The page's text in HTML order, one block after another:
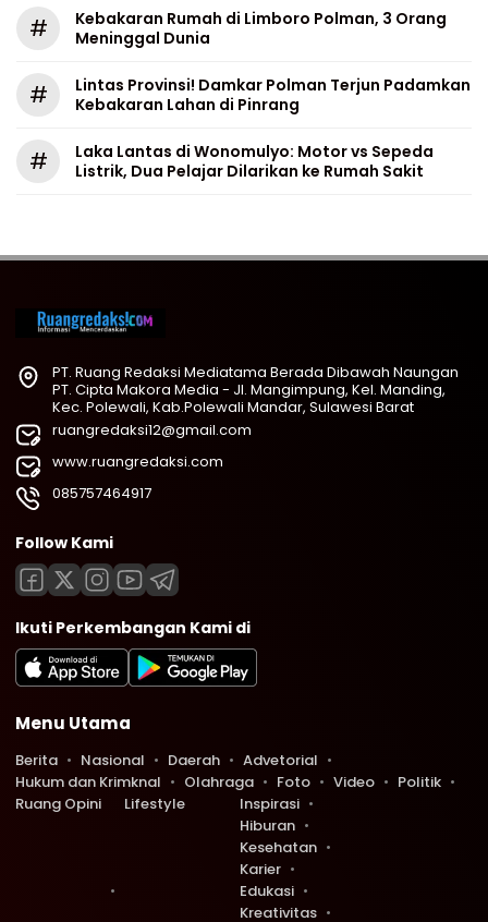
#
Kebakaran Rumah di Limboro Polman, 3 Orang
Meninggal Dunia
#
Lintas Provinsi! Damkar Polman Terjun Padamkan
Kebakaran Lahan di Pinrang
#
Laka Lantas di Wonomulyo: Motor vs Sepeda
Listrik, Dua Pelajar Dilarikan ke Rumah Sakit
PT. Ruang Redaksi Mediatama Berada Dibawah Naungan
PT. Cipta Makora Media - Jl. Mangimpung, Kel. Manding,
Kec. Polewali, Kab.Polewali Mandar, Sulawesi Barat
ruangredaksi12@gmail.com
www.ruangredaksi.com
085757464917
Follow Kami
Ikuti Perkembangan Kami di
Menu Utama
Berita Nasional Daerah
Advetorial
Hukum dan Krimknal
Olahraga Foto Video
Politik
Ruang Opini
Lifestyle
Inspirasi
Hiburan
Kesehatan
Karier
Edukasi
Kreativitas